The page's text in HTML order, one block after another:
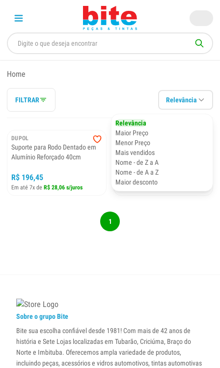
Home
FILTRAR Relevância
Relevância
Maior Preço
Menor Preço
Mais vendidos
Nome - de Z a A
Nome - de A a Z
Maior desconto
DUPOL
Suporte para Rodo Dentado em
Alumínio Reforçado 40cm
R$ 196,45
Em até 7x de R$ 28,06 s/juros
Sapato de Prego
R$ 159,00
1
Sobre o grupo Bite
Bite sua escolha confiável desde 1981! Com mais de 42 anos de
história e Sete Lojas localizadas em Tubarão, Criciúma, Braço do
Norte e Imbituba. Oferecemos ampla variedade de produtos,
incluindo peças, acessórios e vidros automotivos, tintas automotivas